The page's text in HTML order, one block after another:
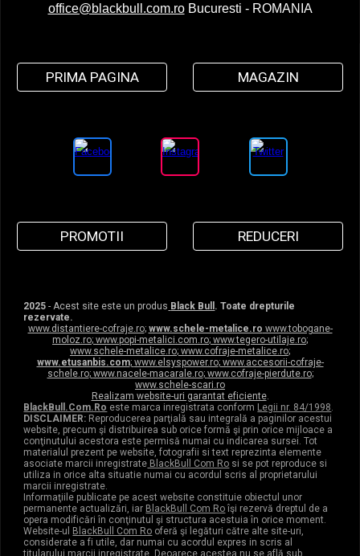
office@blackbull.com.roBucuresti - ROMANIA
PRIMA PAGINA MAGAZIN
PROMOTII REDUCERI
2025 - Acest site este un produs Black Bull . Toate drepturile
rezervate.
www.distantiere-cofraje.ro; www.schele-metalice.ro www.tobogane-
moloz.ro; www.popi-metalici.com.ro; www.tegero-utilaje.ro;
www.schele-metalice.ro; www.cofraje-metalice.ro;
www.etusanbis.com; www.elsyspower.ro;www.accesorii-cofraje-
schele.ro; www.nacele-macarale.ro; www.cofraje-pierdute.ro;
www.schele-scari.ro
Realizam website-uri garantat eficiente.
BlackBull.Com.Ro este marca inregistrata conform Legii nr. 84/1998.
DISCLAIMER: Reproducerea parţială sau integrală a paginilor acestui
website, precum şi distribuirea sub orice formă şi prin orice mijloace a
conţinutului acestora este permisă numai cu indicarea sursei. Tot
materialul prezent pe website, fotografii si text reprezinta elemente
asociate marcii inregistrate BlackBull Com Ro si se pot reproduce si
utiliza in orice alta situatie numai cu acordul scris al proprietarului
marcii inregistrate.
Informaţiile publicate pe acest website constituie obiectul unor
permanente actualizări, iar BlackBull Com Ro îşi rezervă dreptul de a
opera modificări în conţinutul şi structura acestuia în orice moment.
Website-ul
BlackBull Com Ro oferă şi legături către alte site-uri,
considerate a fi utile, dar numai cu acordul expres in scris al
titularului marcii inregistrate. Deoarece acestea nu se află sub